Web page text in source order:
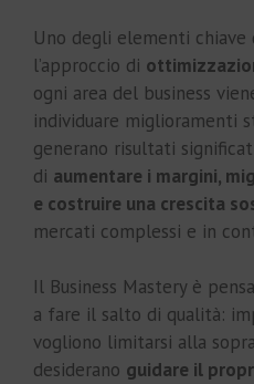
Uno degli elementi chiave
l’approccio di
ogni area del business
individuare miglioramenti
generano risultati
di aumentare i margini,
e costruire una crescita
mercati complessi e in
Il Business Mastery è
a fare il salto di qualità:
vogliono limitarsi alla
desiderano guidare il